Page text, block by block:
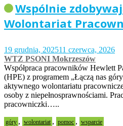
Wspólnie
Wolontariat
19 grudnia, 202511 czerwca, 2026
WTZ PSONI Mokrzeszów
Współpraca pracowników Hewlett
(HPE) z programem „Łączą nas
aktywnego wolontariatu
osoby z niepełnosprawnościami.
pracowniczki…..
góry , wolontariat , pomoc , wsparcie